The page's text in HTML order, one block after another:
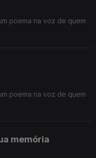
poema na voz de quem
poema na voz de quem
memória